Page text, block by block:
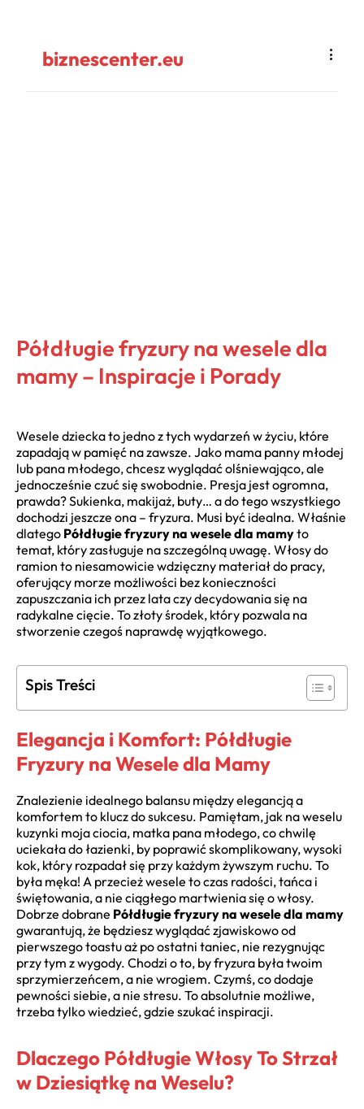
biznescenter.eu
Półdługie fryzury na wesele dla
mamy – Inspiracje i Porady
Wesele dziecka to jedno z tych wydarzeń w życiu, które
zapadają w pamięć na zawsze. Jako mama panny młodej
lub pana młodego, chcesz wyglądać olśniewająco, ale
jednocześnie czuć się swobodnie. Presja jest ogromna,
prawda? Sukienka, makijaż, buty… a do tego wszystkiego
dochodzi jeszcze ona – fryzura. Musi być idealna. Właśnie
dlatego Półdługie fryzury na wesele dla mamyto
temat, który zasługuje na szczególną uwagę. Włosy do
ramion to niesamowicie wdzięczny materiał do pracy,
oferujący morze możliwości bez konieczności
zapuszczania ich przez lata czy decydowania się na
radykalne cięcie. To złoty środek, który pozwala na
stworzenie czegoś naprawdę wyjątkowego.
Spis Treści
Elegancja i Komfort: Półdługie
Fryzury na Wesele dla Mamy
Znalezienie idealnego balansu między elegancją a
komfortem to klucz do sukcesu. Pamiętam, jak na weselu
kuzynki moja ciocia, matka pana młodego, co chwilę
uciekała do łazienki, by poprawić skomplikowany, wysoki
kok, który rozpadał się przy każdym żywszym ruchu. To
była męka! A przecież wesele to czas radości, tańca i
świętowania, a nie ciągłego martwienia się o włosy.
Dobrze dobrane Półdługie fryzury na wesele dla mamy
gwarantują, że będziesz wyglądać zjawiskowo od
pierwszego toastu aż po ostatni taniec, nie rezygnując
przy tym z wygody. Chodzi o to, by fryzura była twoim
sprzymierzeńcem, a nie wrogiem. Czymś, co dodaje
pewności siebie, a nie stresu. To absolutnie możliwe,
trzeba tylko wiedzieć, gdzie szukać inspiracji.
Dlaczego Półdługie Włosy To Strzał
w Dziesiątkę na Weselu?